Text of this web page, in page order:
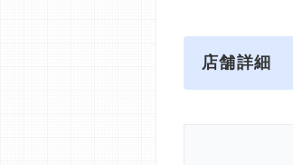
店舗詳細